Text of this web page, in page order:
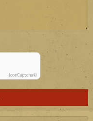
IconCaptcha ©